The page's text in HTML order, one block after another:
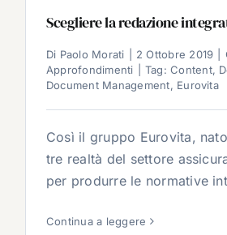
Scegliere la redazione
Di Paolo Morati 2 Ottobre 2019
Approfondimenti
Tag:Content,
Document Management, Eurovita
Così il gruppo Eurovita,
tre realtà del settore
per produrre le normative
Continua a leggere